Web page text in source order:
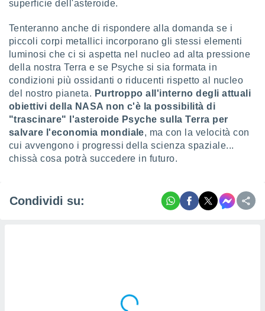
superficie dell'asteroide.
Tenteranno anche di rispondere alla domanda se i
piccoli corpi metallici incorporano gli stessi elementi
luminosi che ci si aspetta nel nucleo ad alta pressione
della nostra Terra e se Psyche si sia formata in
condizioni più ossidanti o riducenti rispetto al nucleo
del nostro pianeta. Purtroppo all'interno degli attuali
obiettivi della NASA non c'è la possibilità di
"trascinare" l'asteroide Psyche sulla Terra per
salvare l'economia mondiale, ma con la velocità con
cui avvengono i progressi della scienza spaziale...
chissà cosa potrà succedere in futuro.
Condividi su: